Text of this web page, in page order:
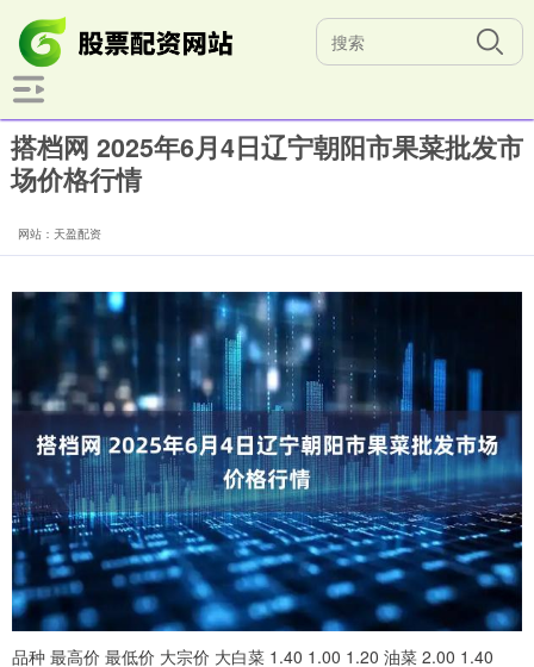
搭档网 2025年6月4日辽宁朝阳市果菜批发市
场价格行情
网站：天盈配资
品种 最高价 最低价 大宗价 大白菜 1.40 1.00 1.20 油菜 2.00 1.40